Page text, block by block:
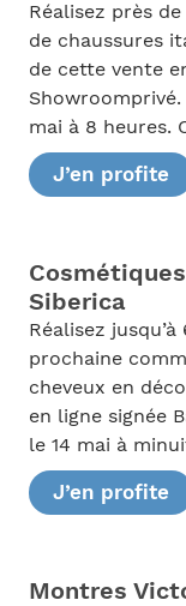
Réalisez près
de chaussures
de cette vente
mai à 8 heures.
J’en profite
Siberica
Réalisez
prochaine
cheveux en
en ligne signée
le 14 mai à
J’en profite
Montres